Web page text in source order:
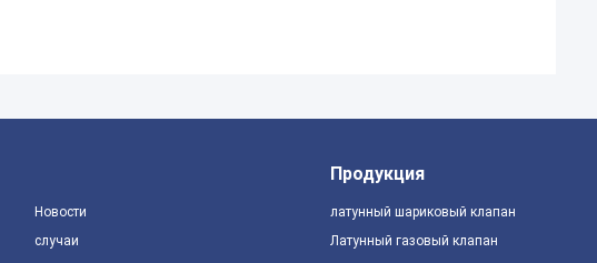
Новости
случаи
Продукция
латунный шариковый клапан
Латунный газовый клапан